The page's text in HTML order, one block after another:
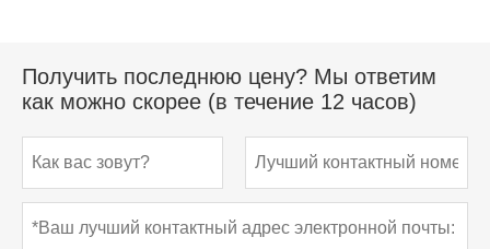
Получить последнюю цену? Мы ответим
как можно скорее (в течение 12 часов)